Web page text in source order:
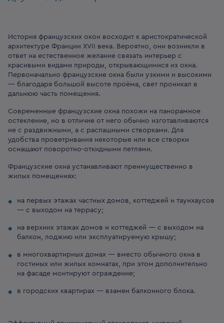
История французских окон восходит к аристократической
архитектуре Франции XVII века. Вероятно, они возникли в
ответ на естественное желание связать интерьер с
красивыми видами природы, открывающимися из окна.
Первоначально французские окна были узкими и высокими
— благодаря большой высоте проёма, свет проникал в
дальнюю часть помещения.
Современные французские окна похожи на панорамное
остекление, но в отличие от него обычно изготавливаются
не с раздвижными, а с распашными створками. Для
удобства проветривания некоторые или все створки
оснащают поворотно-откидными петлями.
Французские окна устанавливают преимущественно в
жилых помещениях:
на первых этажах частных домов, коттеджей и таунхаусов
— с выходом на террасу;
на верхних этажах домов и коттеджей — с выходом на
балкон, лоджию или эксплуатируемую крышу;
в многоквартирных домах — вместо обычного окна в
гостиных или жилых комнатах, при этом дополнительно
на фасаде монтируют ограждение;
в городских квартирах — взамен балконного блока.